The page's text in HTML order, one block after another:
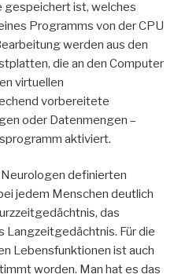
gespeichert ist, welches
Programms von der CPU
werden aus den
die an den Computer
virtuellen
vorbereitete
oder Datenmengen –
aktiviert.
definierten
jedem Menschen deutlich
das
Langzeitgedächtnis. Für die
Lebensfunktionen ist auch
worden. Man hat es das